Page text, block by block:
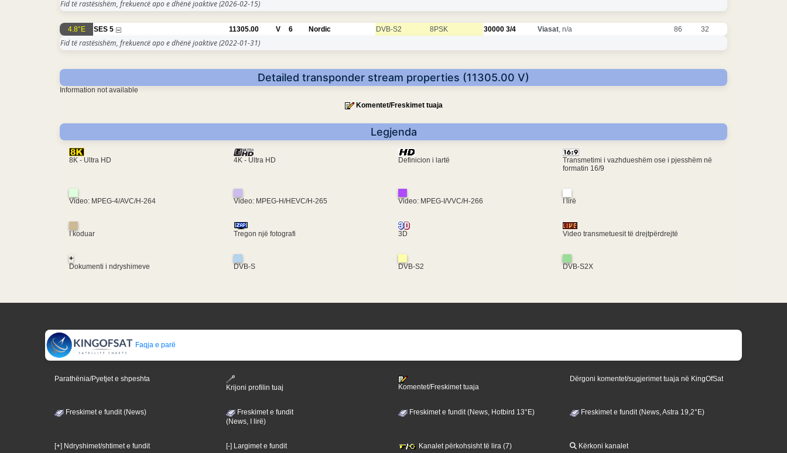
Fid të rastësishëm, frekuencë apo e dhënë joaktive(2026-02-15)
4.8°E SES 5 11305.00 V 6 Nordic DVB-S2 8PSK 30000 3/4 Viasat, n/a 86 32
Fid të rastësishëm, frekuencë apo e dhënë joaktive(2022-01-31)
Detailed transponder stream properties (11305.00 V)
Information not available
Komentet/Freskimet tuaja
Legjenda
8K - Ultra HD 4K - Ultra HD Definicion i lartë
Transmetimi i vazhdueshëm ose i pjesshëm në
formatin 16/9
Video: MPEG-4/AVC/H-264 Video: MPEG-H/HEVC/H-265 Video: MPEG-I/VVC/H-266 I lirë
I koduar Tregon një fotografi 3D Video transmetuesit të drejtpërdrejtë
+
Dokumenti i ndryshimeve
DVB-S DVB-S2 DVB-S2X
Faqja e parë
Parathënia/Pyetjet e shpeshta
Krijoni profilin tuaj
Komentet/Freskimet tuaja
Dërgoni komentet/sugjerimet tuaja në KingOfSat
Freskimet e fundit (News)
Freskimet e fundit
(News, I lirë)
Freskimet e fundit (News, Hotbird 13°E) Freskimet e fundit (News, Astra 19,2°E)
[+] Ndryshimet/shtimet e fundit [-] Largimet e fundit Kanalet përkohsisht të lira (7) Kërkoni kanalet